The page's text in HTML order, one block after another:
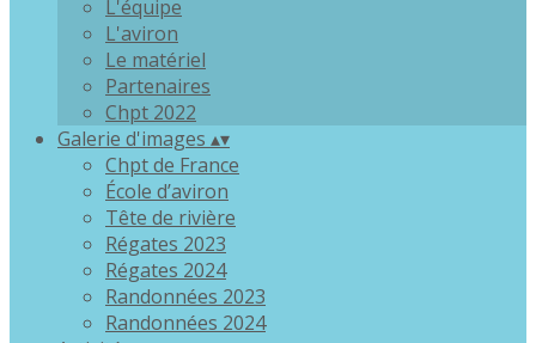
L'équipe
L'aviron
Le matériel
Partenaires
Chpt 2022
Galerie d'images ▴▾
Chpt de France
École d’aviron
Tête de rivière
Régates 2023
Régates 2024
Randonnées 2023
Randonnées 2024